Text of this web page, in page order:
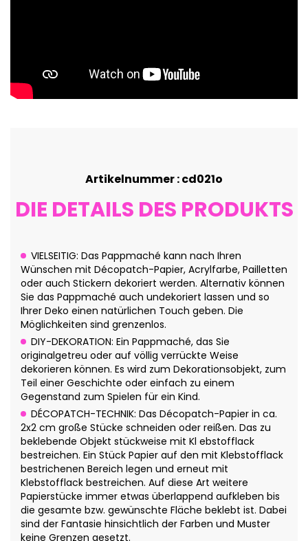
Artikelnummer : cd021o
DIE DETAILS DES PRODUKTS
VIELSEITIG: Das Pappmaché kann nach Ihren
Wünschen mit Décopatch-Papier, Acrylfarbe, Pailletten
oder auch Stickern dekoriert werden. Alternativ können
Sie das Pappmaché auch undekoriert lassen und so
Ihrer Deko einen natürlichen Touch geben. Die
Möglichkeiten sind grenzenlos.
DIY-DEKORATION: Ein Pappmaché, das Sie
originalgetreu oder auf völlig verrückte Weise
dekorieren können. Es wird zum Dekorationsobjekt, zum
Teil einer Geschichte oder einfach zu einem
Gegenstand zum Spielen für ein Kind.
DÉCOPATCH-TECHNIK: Das Décopatch-Papier in ca.
2x2 cm große Stücke schneiden oder reißen. Das zu
beklebende Objekt stückweise mit Kl ebstofflack
bestreichen. Ein Stück Papier auf den mit Klebstofflack
bestrichenen Bereich legen und erneut mit
Klebstofflack bestreichen. Auf diese Art weitere
Papierstücke immer etwas überlappend aufkleben bis
die gesamte bzw. gewünschte Fläche beklebt ist. Dabei
sind der Fantasie hinsichtlich der Farben und Muster
keine Grenzen gesetzt.